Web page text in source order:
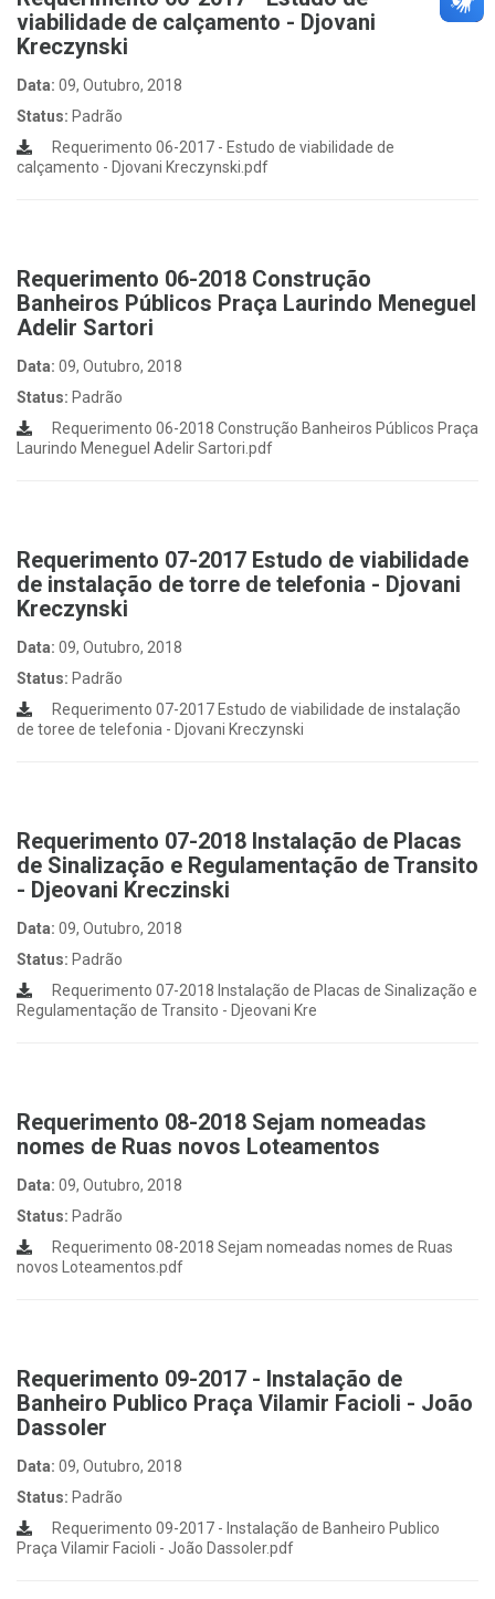
viabilidade de calçamento - Djovani
Kreczynski
Data: 09, Outubro, 2018
Status: Padrão
Requerimento 06-2017 - Estudo de viabilidade de
calçamento - Djovani Kreczynski.pdf
Requerimento 06-2018 Construção
Banheiros Públicos Praça Laurindo Meneguel
Adelir Sartori
Data: 09, Outubro, 2018
Status: Padrão
Requerimento 06-2018 Construção Banheiros Públicos Praça
Laurindo Meneguel Adelir Sartori.pdf
Requerimento 07-2017 Estudo de viabilidade
de instalação de torre de telefonia - Djovani
Kreczynski
Data: 09, Outubro, 2018
Status: Padrão
Requerimento 07-2017 Estudo de viabilidade de instalação
de toree de telefonia - Djovani Kreczynski
Requerimento 07-2018 Instalação de Placas
de Sinalização e Regulamentação de Transito
- Djeovani Kreczinski
Data: 09, Outubro, 2018
Status: Padrão
Requerimento 07-2018 Instalação de Placas de Sinalização e
Regulamentação de Transito - Djeovani Kre
Requerimento 08-2018 Sejam nomeadas
nomes de Ruas novos Loteamentos
Data: 09, Outubro, 2018
Status: Padrão
Requerimento 08-2018 Sejam nomeadas nomes de Ruas
novos Loteamentos.pdf
Requerimento 09-2017 - Instalação de
Banheiro Publico Praça Vilamir Facioli - João
Dassoler
Data: 09, Outubro, 2018
Status: Padrão
Requerimento 09-2017 - Instalação de Banheiro Publico
Praça Vilamir Facioli - João Dassoler.pdf